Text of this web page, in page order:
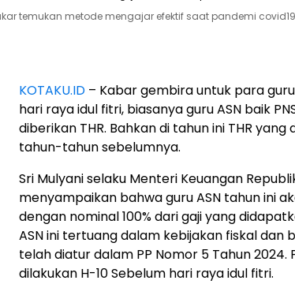
temukan metode mengajar efektif saat pandemi
KOTAKU.ID – Kabar gembira untuk para
hari raya idul fitri, biasanya guru ASN baik
diberikan THR. Bahkan di tahun ini THR
tahun-tahun sebelumnya.
Sri Mulyani selaku Menteri Keuangan
menyampaikan bahwa guru ASN tahun ini
dengan nominal 100% dari gaji yang
ASN ini tertuang dalam kebijakan fiskal dan
telah diatur dalam PP Nomor 5 Tahun 2024.
dilakukan H-10 Sebelum hari raya idul fitri.